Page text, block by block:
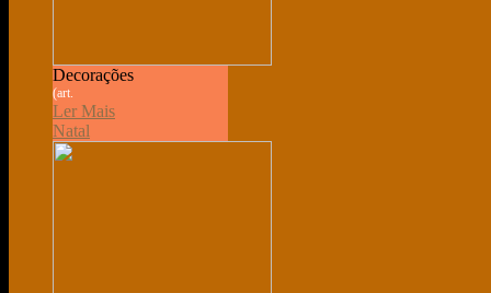
Decorações
(art.
Ler Mais
Natal